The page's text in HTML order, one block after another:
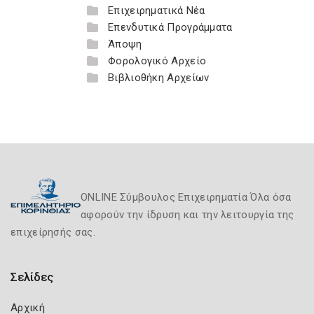
Επιχειρηματικά Νέα
Επενδυτικά Προγράμματα
Άποψη
Φορολογικό Αρχείο
Βιβλιοθήκη Αρχείων
ONLINE Σύμβουλος Επιχειρηματία Όλα όσα
αφορούν την ίδρυση και την λειτουργία της
επιχείρησής σας.
Σελίδες
Αρχική